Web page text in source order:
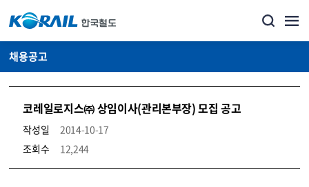
채용공고
코레일로지스㈜ 상임이사(관리본부장) 모집 공고
작성일
2014-10-17
조회수
12,244
코레일소개_경영공시_채용공고 상세보기 – 내용, 파일, 담당자 연락처로 구성